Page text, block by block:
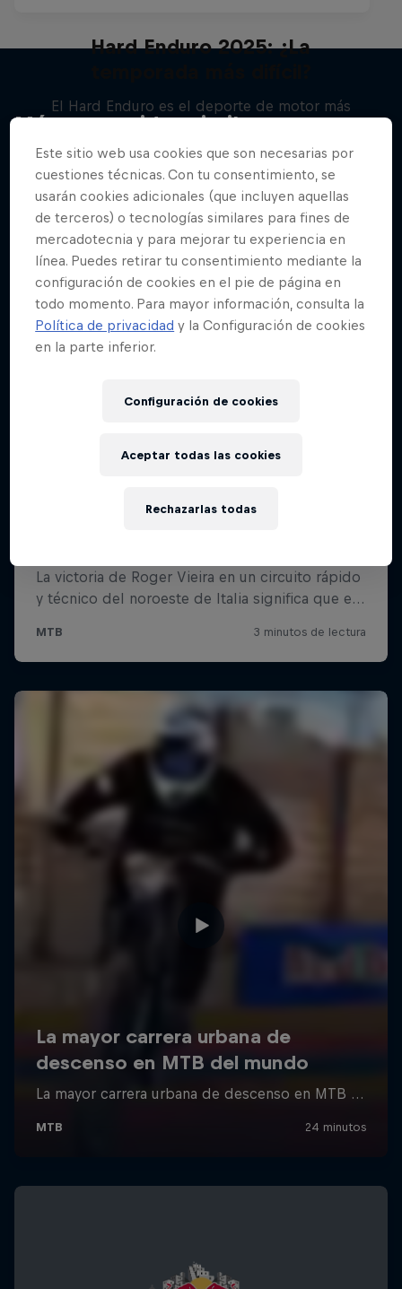
Más contenidos similares
Hard Enduro 2025: ¿La
El Hard Enduro es el deporte de motor más
MTB
Este sitio web usa cookies que son necesarias por
cuestiones técnicas. Con tu consentimiento, se
usarán cookies adicionales (que incluyen aquellas
de terceros) o tecnologías similares para fines de
mercadotecnia y para mejorar tu experiencia en
línea. Puedes retirar tu consentimiento mediante la
configuración de cookies en el pie de página en
todo momento. Para mayor información, consulta la
Política de privacidad y la Configuración de cookies
en la parte inferior.
Configuración de cookies
Rechazarlas todas
Aceptar todas las cookies